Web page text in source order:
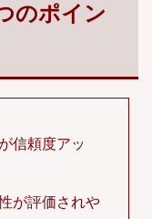
のポイン
信頼度アッ
が評価されや